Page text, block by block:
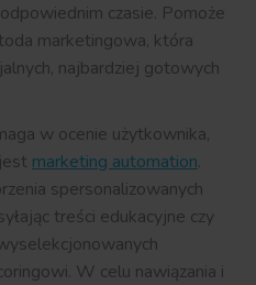
czasie. Pomoże
marketingowa, która
najbardziej gotowych
w ocenie użytkownika,
marketing automation.
spersonalizowanych
treści edukacyjne czy
W celu nawiązania i